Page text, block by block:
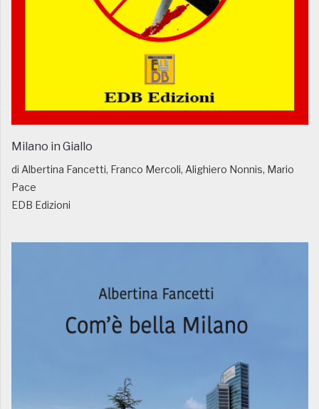
Milano in Giallo
di Albertina Fancetti, Franco Mercoli, Alighiero Nonnis, Mario
Pace
EDB Edizioni